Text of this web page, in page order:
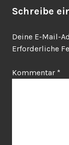
Schreibe
Deine E-Mail-
Erforderliche
Kommentar *